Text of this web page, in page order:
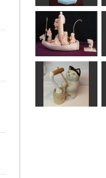
如意輪観音菩薩
ちゅうさん
宝船・七福神
kiyonk